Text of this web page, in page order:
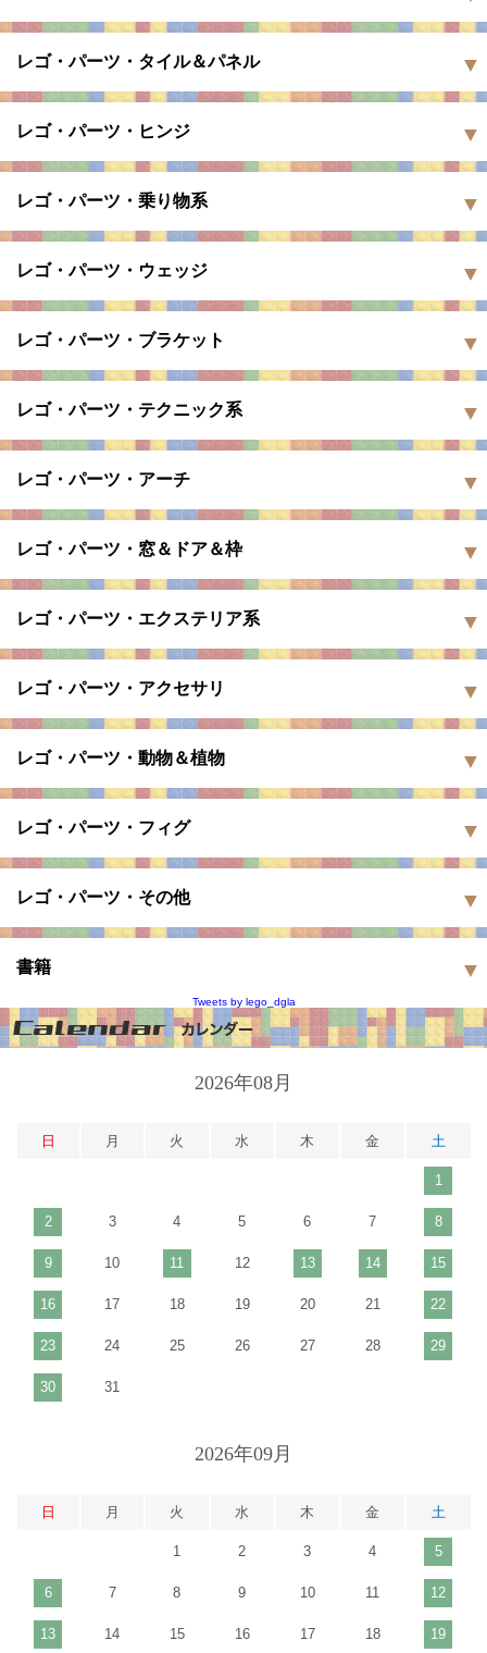
レゴ・パーツ・タイル＆パネル
レゴ・パーツ・ヒンジ
レゴ・パーツ・乗り物系
レゴ・パーツ・ウェッジ
レゴ・パーツ・ブラケット
レゴ・パーツ・テクニック系
レゴ・パーツ・アーチ
レゴ・パーツ・窓＆ドア＆枠
レゴ・パーツ・エクステリア系
レゴ・パーツ・アクセサリ
レゴ・パーツ・動物＆植物
レゴ・パーツ・フィグ
レゴ・パーツ・その他
書籍
Tweets by lego_dgla
2026年08月
日 月 火 水 木 金 土
1
2 3 4 5 6 7 8
9 10 11 12 13 14 15
16 17 18 19 20 21 22
23 24 25 26 27 28 29
30 31
2026年09月
日 月 火 水 木 金 土
1 2 3 4 5
6 7 8 9 10 11 12
13 14 15 16 17 18 19